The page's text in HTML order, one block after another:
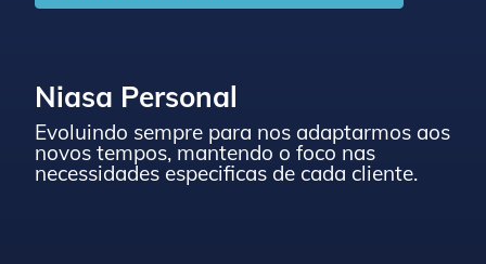
Niasa Personal
Evoluindo sempre para nos adaptarmos aos
novos tempos, mantendo o foco nas
necessidades especificas de cada cliente.